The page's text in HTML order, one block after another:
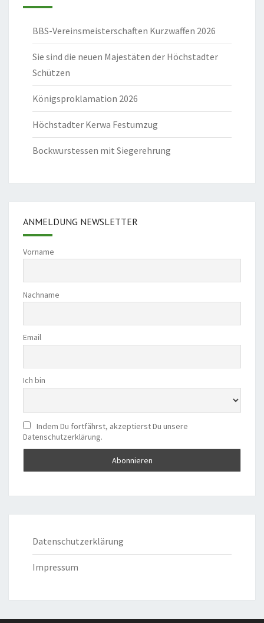
BBS-Vereinsmeisterschaften Kurzwaffen 2026
Sie sind die neuen Majestäten der Höchstadter
Schützen
Königsproklamation 2026
Höchstadter Kerwa Festumzug
Bockwurstessen mit Siegerehrung
ANMELDUNG NEWSLETTER
Vorname
Nachname
Email
Ich bin
Indem Du fortfährst, akzeptierst Du unsere
Datenschutzerklärung.
Datenschutzerklärung
Impressum